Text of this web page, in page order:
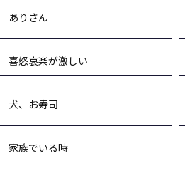
ありさん
喜怒哀楽が激しい
犬、お寿司
家族でいる時